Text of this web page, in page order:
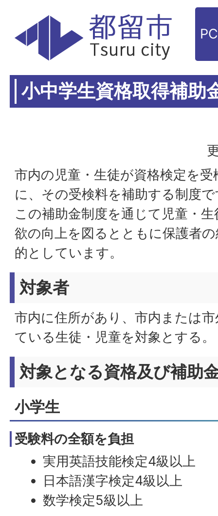
小中学生資格取得補助
市内の児童・生徒が資格検定を
に、その受検料を補助する制度
この補助金制度を通じて児童・
欲の向上を図るとともに保護者
的としています。
対象者
市内に住所があり、市内または
ている生徒・児童を対象とする。
対象となる資格及び補助
小学生
受験料の全額を負担
実用英語技能検定4級以上
日本語漢字検定4級以上
数学検定5級以上